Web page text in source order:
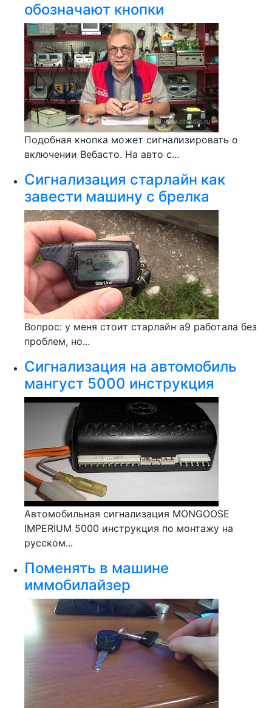
обозначают кнопки
Подобная кнопка может сигнализировать о
включении Вебасто. На авто с...
Сигнализация старлайн как
завести машину с брелка
Вопрос: у меня стоит старлайн а9 работала без
проблем, но...
Сигнализация на автомобиль
мангуст 5000 инструкция
Автомобильная сигнализация MONGOOSE
IMPERIUM 5000 инструкция по монтажу на
русском...
Поменять в машине
иммобилайзер